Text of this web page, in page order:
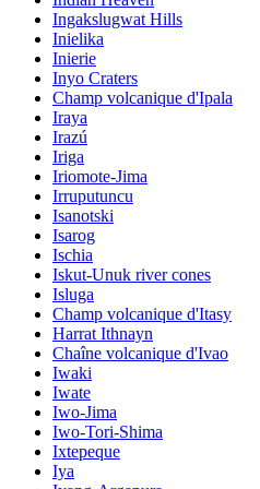
Ingakslugwat Hills
Inielika
Inierie
Inyo Craters
Champ volcanique d'Ipala
Iraya
Irazú
Iriga
Iriomote-Jima
Irruputuncu
Isanotski
Isarog
Ischia
Iskut-Unuk river cones
Isluga
Champ volcanique d'Itasy
Harrat Ithnayn
Chaîne volcanique d'Ivao
Iwaki
Iwate
Iwo-Jima
Iwo-Tori-Shima
Ixtepeque
Iya